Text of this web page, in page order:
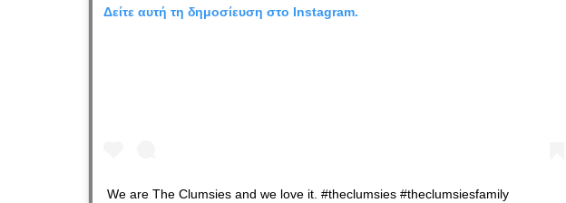
Δείτε αυτή τη δημοσίευση στο Instagram.
We are The Clumsies and we love it. #theclumsies #theclumsiesfamily